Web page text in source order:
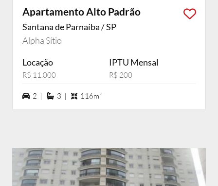
Apartamento Alto Padrão
Santana de Parnaíba / SP
Alpha Sítio
Locação
R$ 11.000
IPTU Mensal
R$ 200
2 vagas na garagem
2 | 3 suítes
3 | 116m²